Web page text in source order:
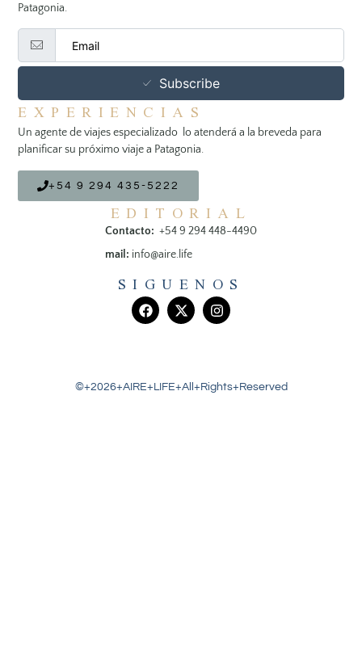
Patagonia.
Subscribe
EXPERIENCIAS
Un agente de viajes especializado lo atenderá a la breveda para
planificar su próximo viaje a Patagonia.
+54 9 294 435-5222
EDITORIAL
Contacto: +54 9 294 448-4490
mail: info@aire.life
SIGUENOS
©+2026+AIRE+LIFE+All+Rights+Reserved